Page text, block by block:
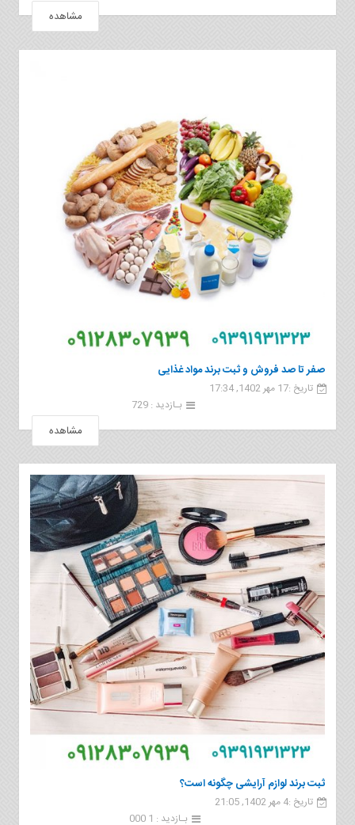
مشاهده
صفر تا صد فروش و ثبت برند مواد غذایی
تاریخ :17 مهر 1402, 17:34
بـازدید : 729
مشاهده
ثبت برند لوازم آرایشی چگونه است؟
تاریخ :4 مهر 1402, 21:05
بـازدید : 1 000